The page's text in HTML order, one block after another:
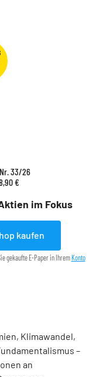
im Fokus
Nr. 33/26
€
kaufen
gekaufte E-Paper in IhremKonto
Klimawandel,
–
an